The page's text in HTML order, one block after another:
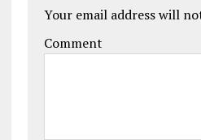
Your email address will
Comment